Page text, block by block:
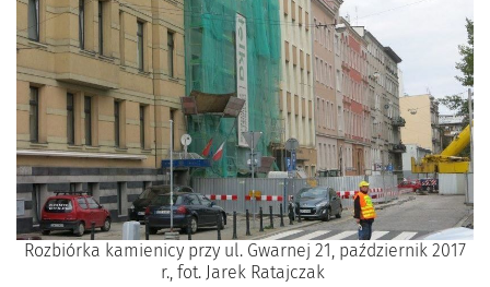
Rozbiórka kamienicy przy ul. Gwarnej 21, październik 2017
r., fot. Jarek Ratajczak